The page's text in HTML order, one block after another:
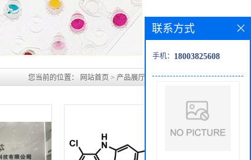
您当前的位置： 网站首页 > 产品展厅 合成材料中间体
联系方式
手机： 18003825608